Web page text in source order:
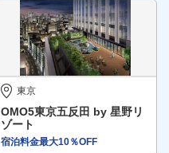
東京
OMO5東京五反田 by 星野リ
ゾート
宿泊料金最大10％OFF